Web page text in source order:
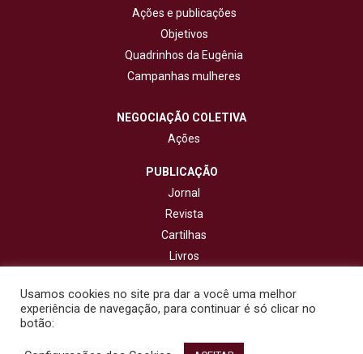
Ações e publicações
Objetivos
Quadrinhos da Eugênia
Campanhas mulheres
NEGOCIAÇÃO COLETIVA
Ações
PUBLICAÇÃO
Jornal
Revista
Cartilhas
Livros
CONTATO
Usamos cookies no site pra dar a você uma melhor
experiência de navegação, para continuar é só clicar no
botão: